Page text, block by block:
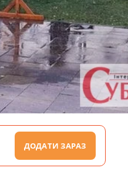
ДОДАТИ ЗАРАЗ